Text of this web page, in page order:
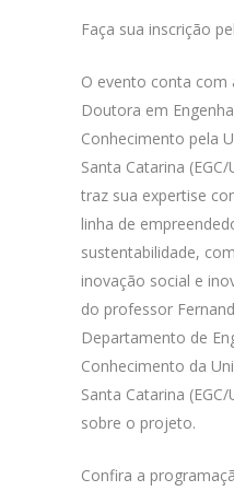
Faça sua inscrição
O evento conta com
Doutora em
Conhecimento pela
Santa Catarina
traz sua expertise
linha de
sustentabilidade,
inovação social e
do professor
Departamento de
Conhecimento da
Santa Catarina
sobre o projeto.
Confira a